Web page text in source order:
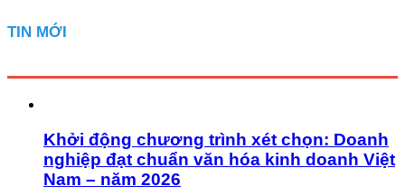
TIN MỚI
Khởi động chương trình xét chọn: Doanh
nghiệp đạt chuẩn văn hóa kinh doanh Việt
Nam – năm 2026